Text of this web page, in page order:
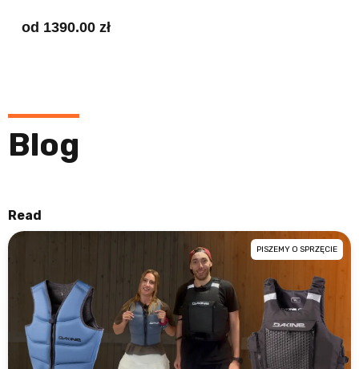
od 1390.00 zł
Blog
Read
PISZEMY O SPRZĘCIE